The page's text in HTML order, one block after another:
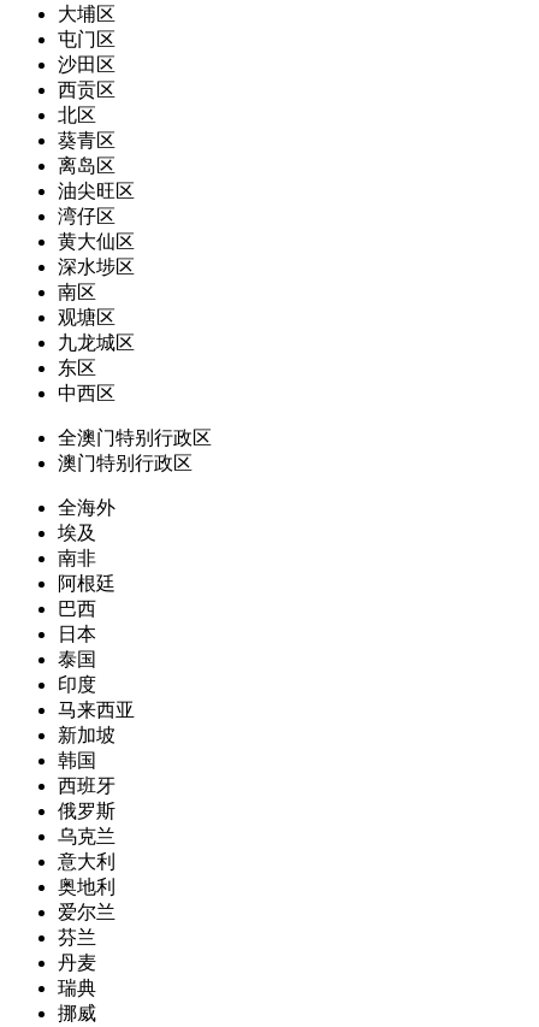
大埔区
屯门区
沙田区
西贡区
北区
葵青区
离岛区
油尖旺区
湾仔区
黄大仙区
深水埗区
南区
观塘区
九龙城区
东区
中西区
全澳门特别行政区
澳门特别行政区
全海外
埃及
南非
阿根廷
巴西
日本
泰国
印度
马来西亚
新加坡
韩国
西班牙
俄罗斯
乌克兰
意大利
奥地利
爱尔兰
芬兰
丹麦
瑞典
挪威